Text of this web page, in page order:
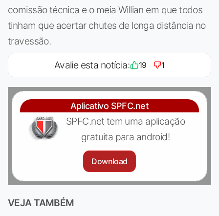
comissão técnica e o meia Willian em que todos
tinham que acertar chutes de longa distância no
travessão.
Avalie esta notícia: 19 1
Aplicativo SPFC.net
SPFC.net tem uma aplicação
gratuita para android!
Download
VEJA TAMBÉM